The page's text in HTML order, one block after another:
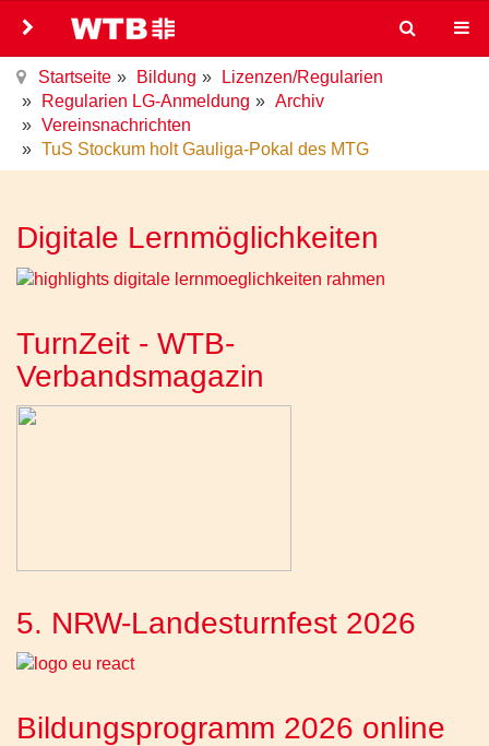
Startseite Bildung
Lizenzen/Regularien
Regularien LG-Anmeldung
Archiv
Vereinsnachrichten
TuS Stockum holt Gauliga-Pokal des MTG
Digitale Lernmöglichkeiten
TurnZeit - WTB-
Verbandsmagazin
5. NRW-Landesturnfest 2026
Bildungsprogramm 2026 online